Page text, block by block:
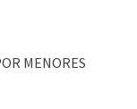
MENORES